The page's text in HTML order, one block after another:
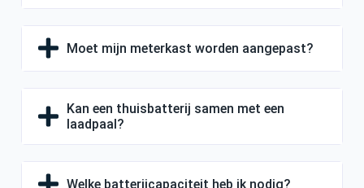
Moet mijn meterkast worden aangepast?
Kan een thuisbatterij samen met een
laadpaal?
Welke batterijcapaciteit heb ik nodig?